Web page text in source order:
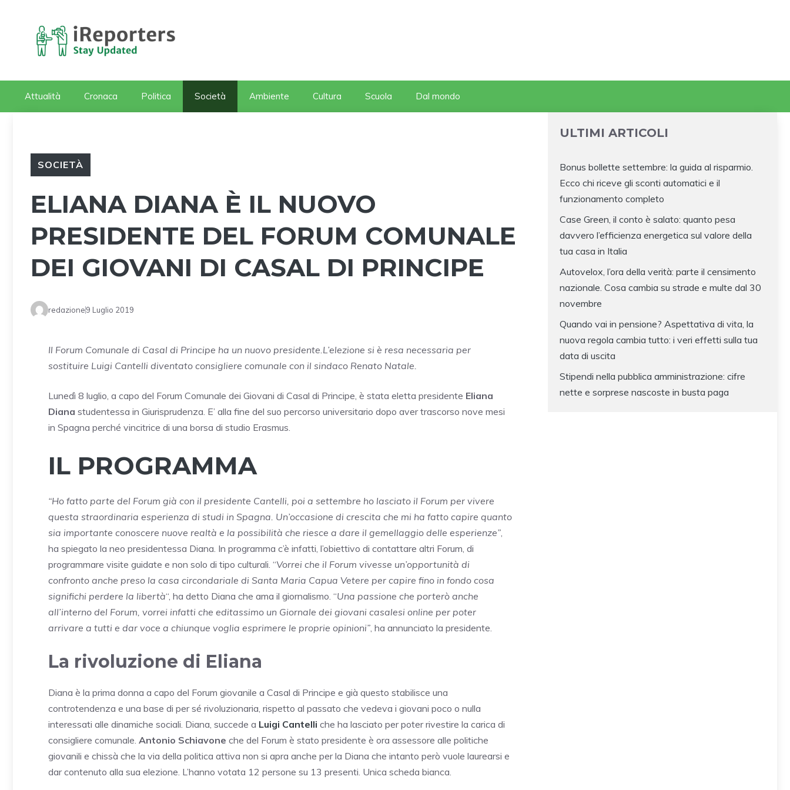
contenuto
Attualità Cronaca Politica Società Ambiente Cultura Scuola Dal mondo
SOCIETÀ
ELIANA DIANA È IL NUOVO
PRESIDENTE DEL FORUM COMUNALE
DEI GIOVANI DI CASAL DI PRINCIPE
redazione9 Luglio 2019
Il Forum Comunale di Casal di Principe ha un nuovo presidente.L’elezione si è resa necessaria per
sostituire Luigi Cantelli diventato consigliere comunale con il sindaco Renato Natale.
Lunedì 8 luglio, a capo del Forum Comunale dei Giovani di Casal di Principe, è stata eletta presidente Eliana
Diana studentessa in Giurisprudenza. E’ alla fine del suo percorso universitario dopo aver trascorso nove mesi
in Spagna perché vincitrice di una borsa di studio Erasmus.
IL PROGRAMMA
“Ho fatto parte del Forum già con il presidente Cantelli, poi a settembre ho lasciato il Forum per vivere
questa straordinaria esperienza di studi in Spagna. Un’occasione di crescita che mi ha fatto capire quanto
sia importante conoscere nuove realtà e la possibilità che riesce a dare il gemellaggio delle esperienze”,
ha spiegato la neo presidentessa Diana. In programma c’è infatti, l’obiettivo di contattare altri Forum, di
programmare visite guidate e non solo di tipo culturali. “Vorrei che il Forum vivesse un’opportunità di
confronto anche preso la casa circondariale di Santa Maria Capua Vetere per capire fino in fondo cosa
significhi perdere la libertà“, ha detto Diana che ama il giornalismo. “Una passione che porterò anche
all’interno del Forum, vorrei infatti che editassimo un Giornale dei giovani casalesi online per poter
arrivare a tutti e dar voce a chiunque voglia esprimere le proprie opinioni”, ha annunciato la presidente.
La rivoluzione di Eliana
Diana è la prima donna a capo del Forum giovanile a Casal di Principe e già questo stabilisce una
controtendenza e una base di per sé rivoluzionaria, rispetto al passato che vedeva i giovani poco o nulla
interessati alle dinamiche sociali. Diana, succede a Luigi Cantelli che ha lasciato per poter rivestire la carica di
consigliere comunale. Antonio Schiavone che del Forum è stato presidente è ora assessore alle politiche
giovanili e chissà che la via della politica attiva non si apra anche per la Diana che intanto però vuole laurearsi e
dar contenuto alla sua elezione. L’hanno votata 12 persone su 13 presenti. Unica scheda bianca.
ULTIMI ARTICOLI
Bonus bollette settembre: la guida al risparmio.
Ecco chi riceve gli sconti automatici e il
funzionamento completo
Case Green, il conto è salato: quanto pesa
davvero l’efficienza energetica sul valore della
tua casa in Italia
Autovelox, l’ora della verità: parte il censimento
nazionale. Cosa cambia su strade e multe dal 30
novembre
Quando vai in pensione? Aspettativa di vita, la
nuova regola cambia tutto: i veri effetti sulla tua
data di uscita
Stipendi nella pubblica amministrazione: cifre
nette e sorprese nascoste in busta paga